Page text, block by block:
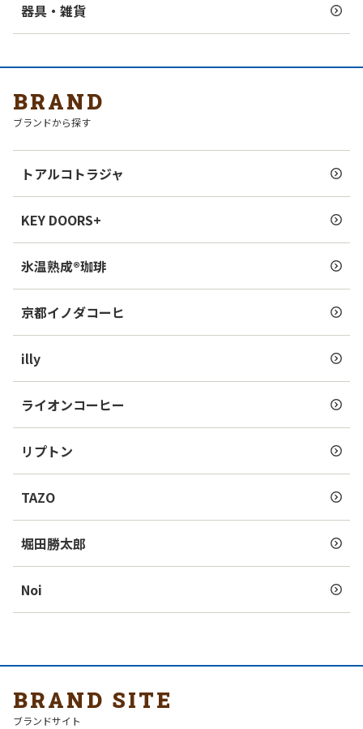
器具・雑貨
BRAND
ブランドから探す
トアルコトラジャ
KEY DOORS+
氷温熟成®珈琲
京都イノダコーヒ
illy
ライオンコーヒー
リプトン
TAZO
堀田勝太郎
Noi
BRAND SITE
ブランドサイト